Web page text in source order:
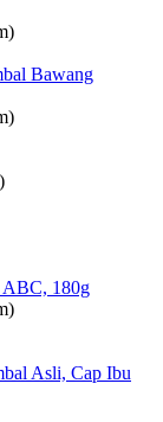
Bawang
ABC, 180g
Asli, Cap Ibu